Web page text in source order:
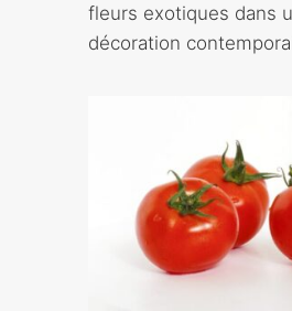
fleurs exotiques dans
décoration